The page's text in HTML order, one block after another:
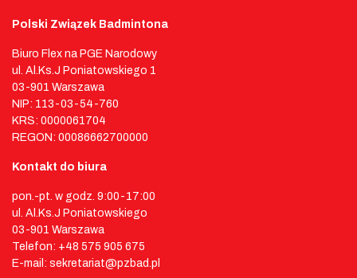
Polski Związek Badmintona
Biuro Flex na PGE Narodowy
ul. Al.Ks.J Poniatowskiego 1
03-901 Warszawa
NIP: 113-03-54-760
KRS: 0000061704
REGON: 00086662700000
Kontakt do biura
pon.-pt. w godz. 9:00-17:00
ul. Al.Ks.J Poniatowskiego
03-901 Warszawa
Telefon: +48 575 905 675
E-mail: sekretariat@pzbad.pl